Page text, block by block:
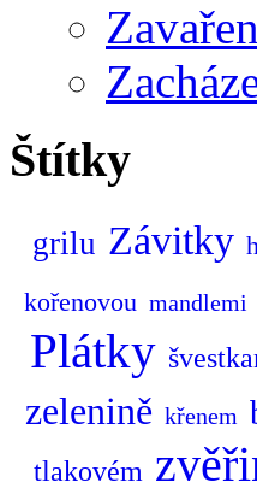
Štítky
grilu Závitky
kořenovou mandlemi
Plátky
zelenině křenem
tlakovém